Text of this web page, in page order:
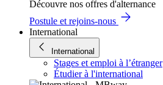
Découvre nos offres d'alternance
Postule et rejoins-nous
International
International
Stages et emploi à l’étranger
Étudier à l'international